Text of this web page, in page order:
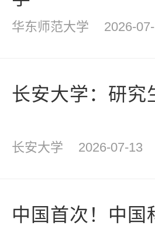
华东师范大学 2026-
长安大学：研究
长安大学 2026-07-13
中国首次！中国